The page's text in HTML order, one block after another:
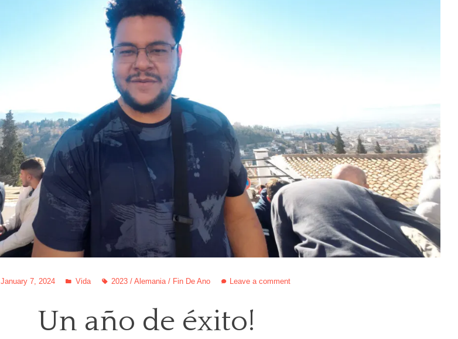
January 7, 2024 Vida 2023/ Alemania/ Fin De Ano Leave a comment
Un año de éxito!